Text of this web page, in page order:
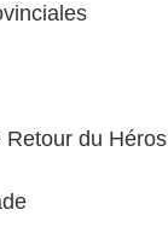
Retour du Héros